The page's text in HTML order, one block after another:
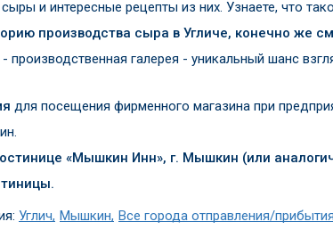
и интересные рецепты из них. Узнаете, что
производства сыра в Угличе, конечно же
галерея - уникальный шанс
для посещения фирменного магазина при
«Мышкин Инн», г. Мышкин (или
Углич Мышкин Все города отправления/